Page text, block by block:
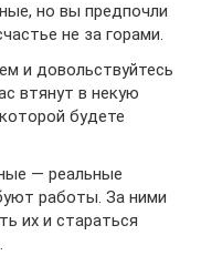
но вы предпочли
не за горами.
и довольствуйтесь
втянут в некую
будете
— реальные
работы. За ними
их и стараться